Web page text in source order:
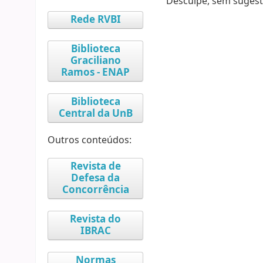
Rede RVBI
Biblioteca
Graciliano
Ramos - ENAP
Biblioteca
Central da UnB
Outros conteúdos:
Revista de
Defesa da
Concorrência
Revista do
IBRAC